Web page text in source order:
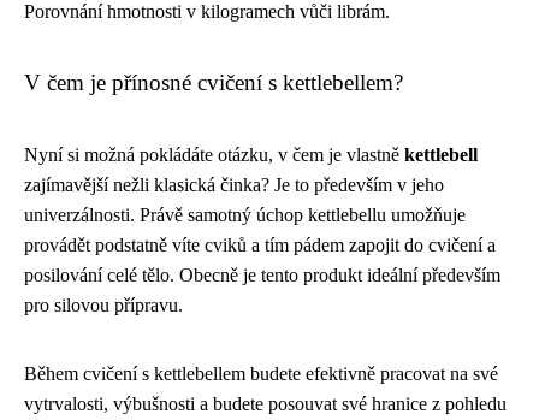
Porovnání hmotnosti v kilogramech vůči librám.
V čem je přínosné cvičení s kettlebellem?
Nyní si možná pokládáte otázku, v čem je vlastně kettlebell
zajímavější nežli klasická činka? Je to především v jeho
univerzálnosti. Právě samotný úchop kettlebellu umožňuje
provádět podstatně víte cviků a tím pádem zapojit do cvičení a
posilování celé tělo. Obecně je tento produkt ideální především
pro silovou přípravu.
Během cvičení s kettlebellem budete efektivně pracovat na své
vytrvalosti, výbušnosti a budete posouvat své hranice z pohledu